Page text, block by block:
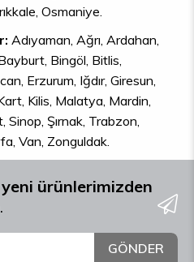
Osmaniye.
Adıyaman, Ağrı, Ardahan,
Bingöl, Bitlis,
Erzurum, Iğdır, Giresun,
Kilis, Malatya, Mardin,
Sinop, Şırnak, Trabzon,
Van, Zonguldak.
yeni ürünlerimizden
GÖNDER